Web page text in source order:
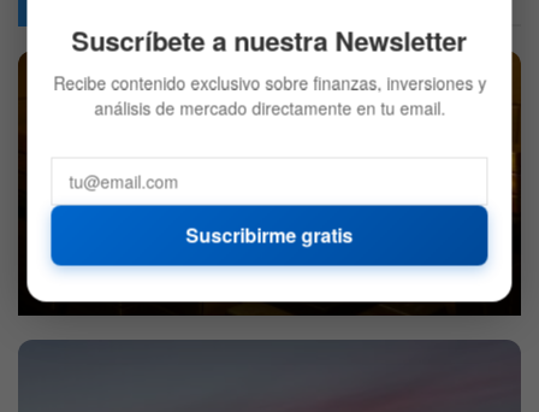
El oro vuelve a brillar: los motivos detrás de la subida de
su precio
Suscríbete a nuestra Newsletter
Recibe contenido exclusivo sobre finanzas, inversiones y
análisis de mercado directamente en tu email.
Suscribirme gratis